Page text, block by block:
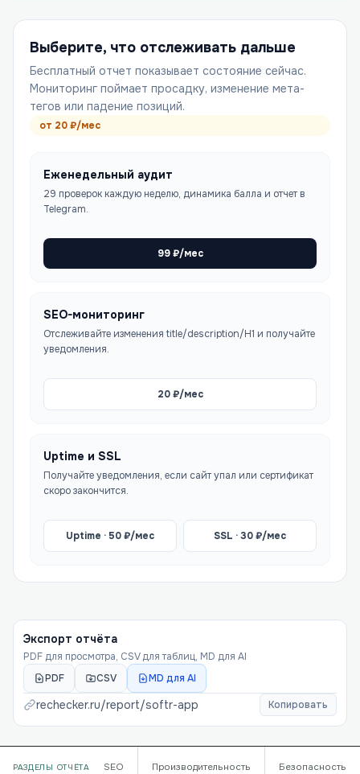
Выберите, что отслеживать дальше
Бесплатный отчет показывает состояние сейчас.
Мониторинг поймает просадку, изменение мета-
тегов или падение позиций.
от 20₽/мес
Еженедельный аудит
29 проверок каждую неделю, динамика балла и отчет в
Telegram.
99₽/мес
SEO-мониторинг
Отслеживайте изменения title/description/H1 и получайте
уведомления.
20₽/мес
Uptime и SSL
Получайте уведомления, если сайт упал или сертификат
скоро закончится.
Uptime ·50₽/мес SSL ·30₽/мес
Экспорт отчёта
PDF для просмотра, CSV для таблиц, MD для AI
PDF
CSV MD для AI
rechecker.ru/report/softr-app Копировать
РАЗДЕЛЫ ОТЧЁТА SEO Производительность Безопасность